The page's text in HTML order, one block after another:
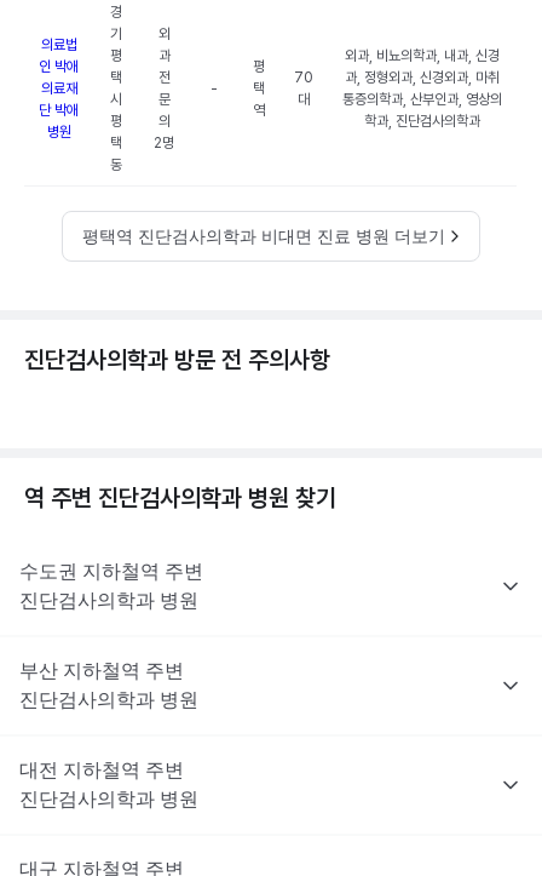
의료법
인 박애
의료재
단 박애
병원
경
기
평
택
시
평
택
동
외
과
전
문
의
2명
-
평
택
역
70
대
외과, 비뇨의학과, 내과, 신경
과, 정형외과, 신경외과, 마취
통증의학과, 산부인과, 영상의
학과, 진단검사의학과
평택역 진단검사의학과 비대면 진료 병원 더보기
진단검사의학과 방문 전 주의사항
역 주변 진단검사의학과 병원 찾기
수도권 지하철역 주변
진단검사의학과 병원
부산 지하철역 주변
진단검사의학과 병원
대전 지하철역 주변
진단검사의학과 병원
대구 지하철역 주변